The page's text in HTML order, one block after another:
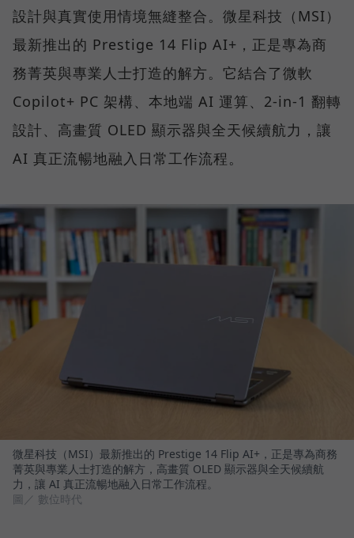
設計與真實使用情境無縫整合。微星科技（MSI）
最新推出的 Prestige 14 Flip AI+，正是專為商
務菁英與專業人士打造的解方。它結合了微軟
Copilot+ PC 架構、本地端 AI 運算、2-in-1 翻轉
設計、高畫質 OLED 顯示器與全天候續航力，讓
AI 真正流暢地融入日常工作流程。
微星科技（MSI）最新推出的 Prestige 14 Flip AI+，正是專為商務
菁英與專業人士打造的解方，高畫質 OLED 顯示器與全天候續航
力，讓 AI 真正流暢地融入日常工作流程。
圖／ 數位時代